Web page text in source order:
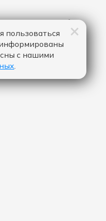
SLAYYYTER":
MEET YOU - MYLES
с нашими
.